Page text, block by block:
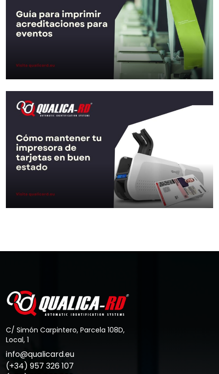
Guía para imprimir acreditaciones
para eventos
Ir al Post
C/ Simón Carpintero, Parcela 108D,
Local, 1
info@qualicard.eu
(+34) 957 326 107